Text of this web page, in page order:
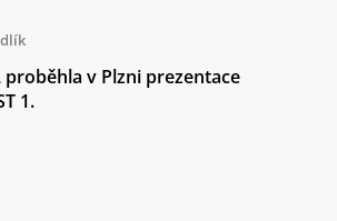
proběhla v Plzni prezentace
1.